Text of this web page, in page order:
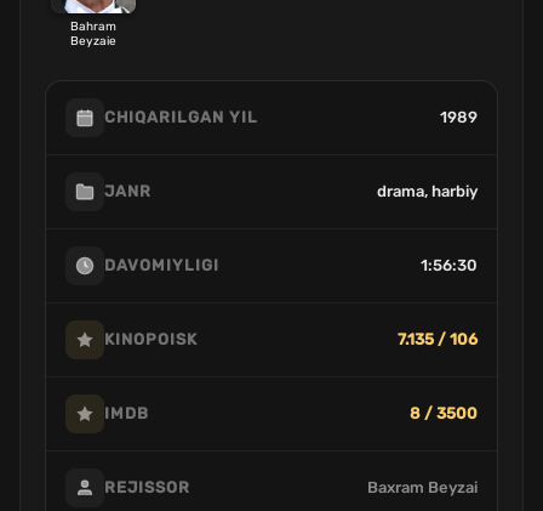
Bahram
Beyzaie
CHIQARILGAN YIL 1989
JANR drama, harbiy
DAVOMIYLIGI 1:56:30
KINOPOISK 7.135 / 106
IMDB 8 / 3500
REJISSOR Baxram Beyzai